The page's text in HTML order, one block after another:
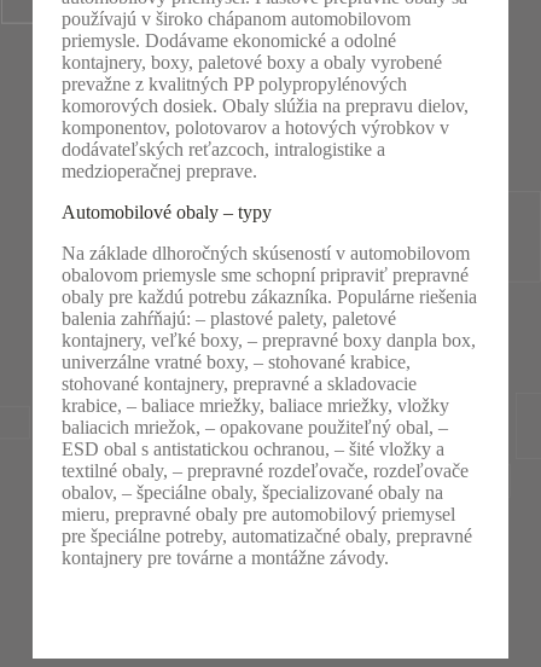
používajú v široko chápanom automobilovom
priemysle. Dodávame ekonomické a odolné
kontajnery, boxy, paletové boxy a obaly vyrobené
prevažne z kvalitných PP polypropylénových
komorových dosiek. Obaly slúžia na prepravu dielov,
komponentov, polotovarov a hotových výrobkov v
dodávateľských reťazcoch, intralogistike a
medzioperačnej preprave.
Automobilové obaly – typy
Na základe dlhoročných skúseností v automobilovom
obalovom priemysle sme schopní pripraviť prepravné
obaly pre každú potrebu zákazníka. Populárne riešenia
balenia zahŕňajú: – plastové palety, paletové
kontajnery, veľké boxy, – prepravné boxy danpla box,
univerzálne vratné boxy, – stohované krabice,
stohované kontajnery, prepravné a skladovacie
krabice, – baliace mriežky, baliace mriežky, vložky
baliacich mriežok, – opakovane použiteľný obal, –
ESD obal s antistatickou ochranou, – šité vložky a
textilné obaly, – prepravné rozdeľovače, rozdeľovače
obalov, – špeciálne obaly, špecializované obaly na
mieru, prepravné obaly pre automobilový priemysel
pre špeciálne potreby, automatizačné obaly, prepravné
kontajnery pre továrne a montážne závody.